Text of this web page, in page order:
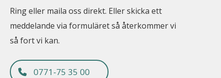
Ring eller maila oss direkt. Eller skicka ett
meddelande via formuläret så återkommer vi
så fort vi kan.
0771-75 35 00